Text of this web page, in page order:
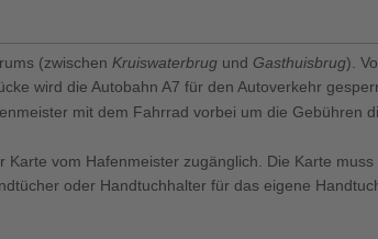
(zwischen Kruiswaterbrug und Gasthuisbrug).
wird die Autobahn A7 für den Autoverkehr
mit dem Fahrrad vorbei um die Gebühren
Karte vom Hafenmeister zugänglich. Die Karte
oder Handtuchhalter für das eigene